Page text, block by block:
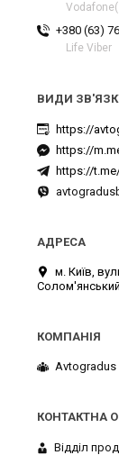
+380 (63)
Life Viber
https://
https://
https://
м. Київ,
Солом'янський
Відділ